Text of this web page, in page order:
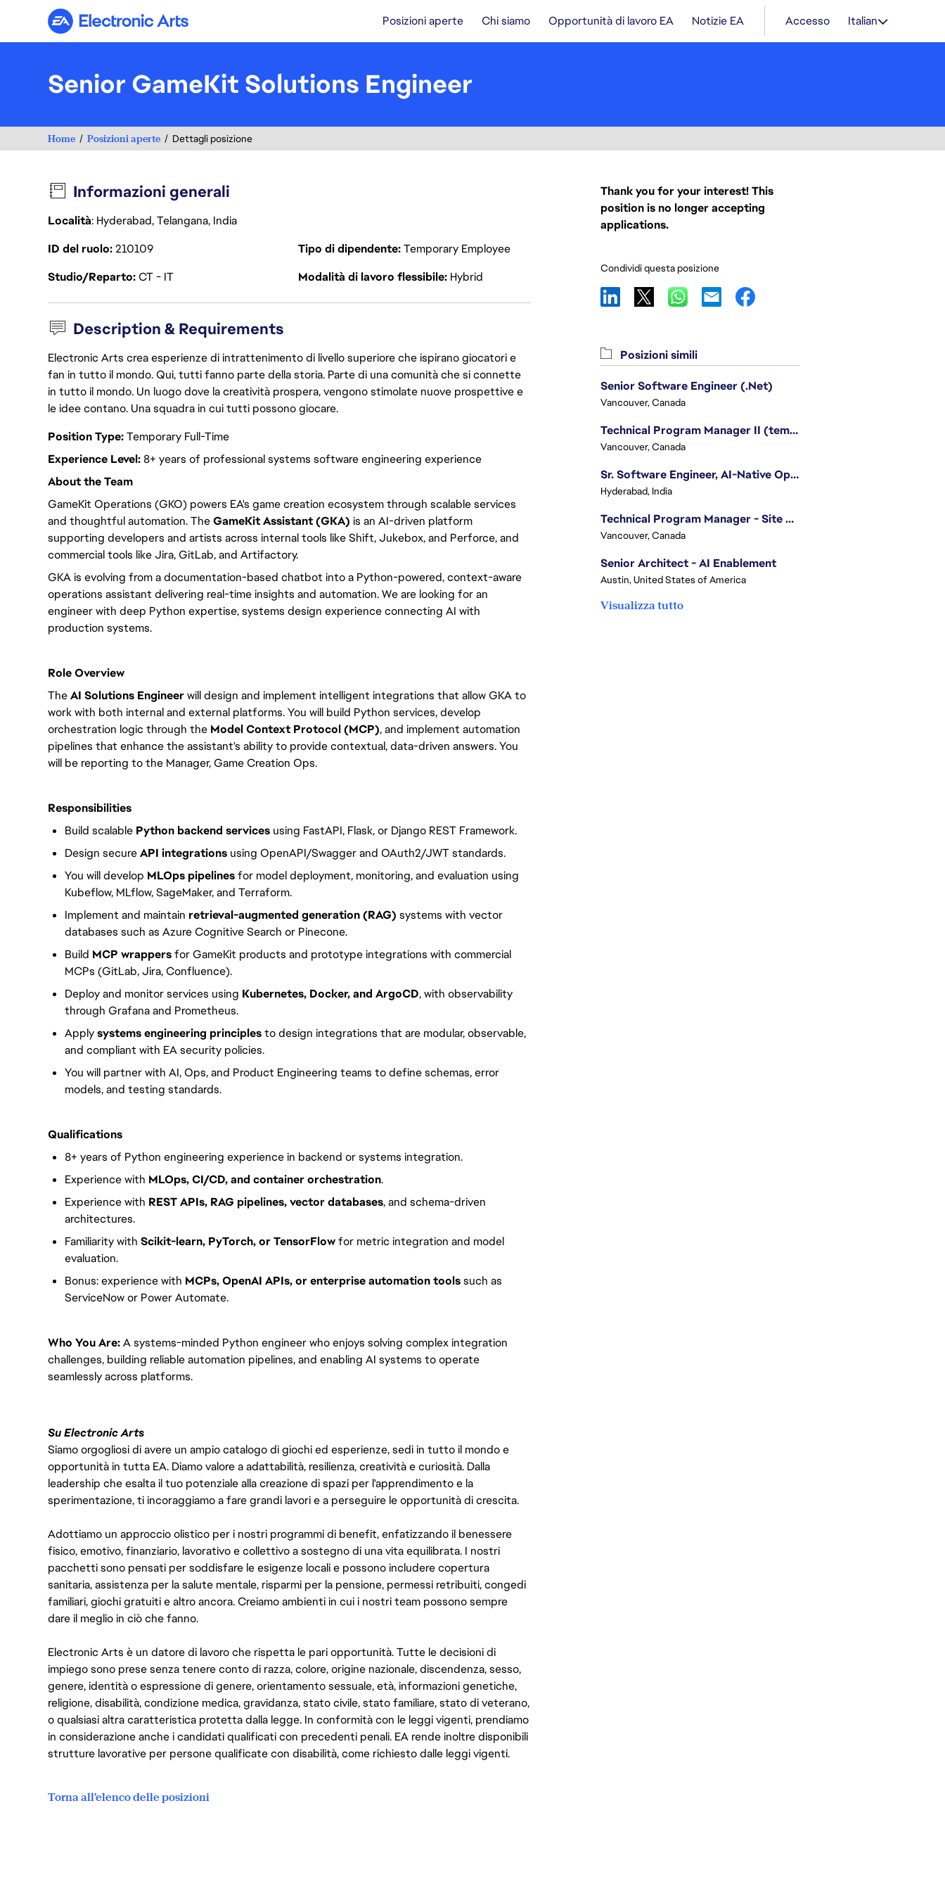
Electronic Arts Posizioni aperte Chi siamo Opportunità di lavoro EA Notizie EA Accesso Italian
Senior GameKit Solutions Engineer
Home Posizioni aperte Dettagli posizione
Informazioni generali
Località: Hyderabad, Telangana, India
ID del ruolo210109 Tipo di dipendente Temporary Employee
Studio/RepartoCT - IT Modalità di lavoro flessibile Hybrid
Description & Requirements
Electronic Arts crea esperienze di intrattenimento di livello superiore che ispirano giocatori e
fan in tutto il mondo. Qui, tutti fanno parte della storia. Parte di una comunità che si connette
in tutto il mondo. Un luogo dove la creatività prospera, vengono stimolate nuove prospettive e
le idee contano. Una squadra in cui tutti possono giocare.
Position Type:Temporary Full-Time
Experience Level: 8+ years of professional systems software engineering experience
About the Team
GameKit Operations (GKO) powers EA's game creation ecosystem through scalable services
and thoughtful automation. TheGameKit Assistant (GKA) is an AI-driven platform
supporting developers and artists across internal tools like Shift, Jukebox, and Perforce, and
commercial tools like Jira, GitLab, and Artifactory.
GKA is evolving from a documentation-based chatbot into a Python-powered, context-aware
operations assistant delivering real-time insights and automation. We are looking for an
engineer with deep Python expertise, systems design experience connecting AI with
production systems.
Role Overview
TheAI Solutions Engineerwill design and implement intelligent integrations that allow GKA to
work with both internal and external platforms. You will build Python services, develop
orchestration logic through the Model Context Protocol (MCP), and implement automation
pipelines that enhance the assistant's ability to provide contextual, data-driven answers. You
will be reporting to the Manager, Game Creation Ops.
Responsibilities
Build scalable Python backend services using FastAPI, Flask, or Django REST Framework.
Design secureAPI integrations using OpenAPI/Swagger and OAuth2/JWT standards.
You will develop MLOps pipelinesfor model deployment, monitoring, and evaluation using
Kubeflow, MLflow, SageMaker, and Terraform.
Implement and maintain retrieval-augmented generation (RAG) systems with vector
databases such as Azure Cognitive Search or Pinecone.
Build MCP wrappersfor GameKit products and prototype integrations with commercial
MCPs (GitLab, Jira, Confluence).
Deploy and monitor services using Kubernetes, Docker, and ArgoCD, with observability
through Grafana and Prometheus.
Applysystems engineering principlesto design integrations that are modular, observable,
and compliant with EA security policies.
You will partner with AI, Ops, and Product Engineering teams to define schemas, error
models, and testing standards.
Qualifications
8+ years of Python engineering experience in backend or systems integration.
Experience with MLOps, CI/CD, and container orchestration.
Experience with REST APIs, RAG pipelines, vector databases, and schema-driven
architectures.
Familiarity with Scikit-learn, PyTorch, or TensorFlowfor metric integration and model
evaluation.
Bonus: experience with MCPs, OpenAI APIs, or enterprise automation toolssuch as
ServiceNow or Power Automate.
Who You Are:A systems-minded Python engineer who enjoys solving complex integration
challenges, building reliable automation pipelines, and enabling AI systems to operate
seamlessly across platforms.
Su Electronic Arts
Siamo orgogliosi di avere un ampio catalogo di giochi ed esperienze, sedi in tutto il mondo e
opportunità in tutta EA. Diamo valore a adattabilità, resilienza, creatività e curiosità. Dalla
leadership che esalta il tuo potenziale alla creazione di spazi per l'apprendimento e la
sperimentazione, ti incoraggiamo a fare grandi lavori e a perseguire le opportunità di crescita.
Adottiamo un approccio olistico per i nostri programmi di benefit, enfatizzando il benessere
fisico, emotivo, finanziario, lavorativo e collettivo a sostegno di una vita equilibrata. I nostri
pacchetti sono pensati per soddisfare le esigenze locali e possono includere copertura
sanitaria, assistenza per la salute mentale, risparmi per la pensione, permessi retribuiti, congedi
familiari, giochi gratuiti e altro ancora. Creiamo ambienti in cui i nostri team possono sempre
dare il meglio in ciò che fanno.
Electronic Arts è un datore di lavoro che rispetta le pari opportunità. Tutte le decisioni di
impiego sono prese senza tenere conto di razza, colore, origine nazionale, discendenza, sesso,
genere, identità o espressione di genere, orientamento sessuale, età, informazioni genetiche,
religione, disabilità, condizione medica, gravidanza, stato civile, stato familiare, stato di veterano,
o qualsiasi altra caratteristica protetta dalla legge. In conformità con le leggi vigenti, prendiamo
in considerazione anche i candidati qualificati con precedenti penali. EA rende inoltre disponibili
strutture lavorative per persone qualificate con disabilità, come richiesto dalle leggi vigenti.
Torna all'elenco delle posizioni
Thank you for your interest! This
position is no longer accepting
applications.
Condividi questa posizione
Posizioni simili
Senior Software Engineer (.Net)
Vancouver, Canada
Technical Program Manager II (temporary)
Vancouver, Canada
Sr. Software Engineer, AI-Native Operations Platform
Hyderabad, India
Technical Program Manager - Site Reliability Engineering (SRE)
Vancouver, Canada
Senior Architect - AI Enablement
Austin, United States of America
Visualizza tutto